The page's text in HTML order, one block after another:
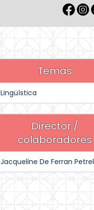
Temas
Lingüística
Director /
colaboradores
Jacqueline De Ferran Petrel